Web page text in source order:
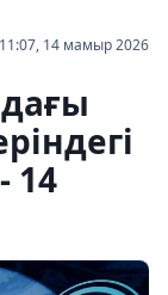
11:07, 14 мамыр 2026
14